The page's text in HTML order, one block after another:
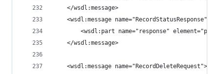
    </wsdl:message>
    <wsdl:message name="RecordStatusResponse">
<wsdl:part name="response"
    </wsdl:message>
    <wsdl:message name="RecordDeleteRequest">